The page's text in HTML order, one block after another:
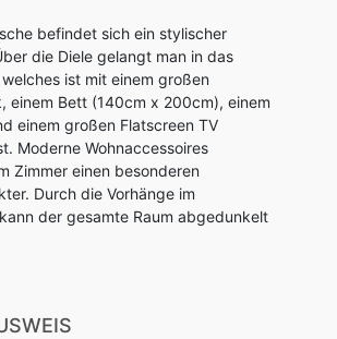
befindet sich ein stylischer
die Diele gelangt man in das
ist mit einem großen
einem Bett (140cm x 200cm), einem
einem großen Flatscreen TV
Moderne Wohnaccessoires
Zimmer einen besonderen
Durch die Vorhänge im
der gesamte Raum abgedunkelt